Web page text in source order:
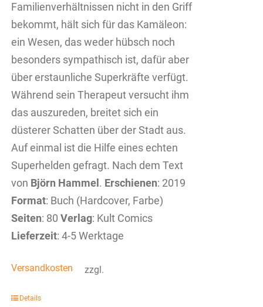
Familienverhältnissen nicht in den Griff
bekommt, hält sich für das Kamäleon:
ein Wesen, das weder hübsch noch
besonders sympathisch ist, dafür aber
über erstaunliche Superkräfte verfügt.
Während sein Therapeut versucht ihm
das auszureden, breitet sich ein
düsterer Schatten über der Stadt aus.
Auf einmal ist die Hilfe eines echten
Superhelden gefragt. Nach dem Text
von Björn Hammel . Erschienen: 2019
Format: Buch (Hardcover, Farbe)
Seiten: 80 Verlag: Kult Comics
Lieferzeit: 4-5 Werktage
zzgl.
Versandkosten
Details